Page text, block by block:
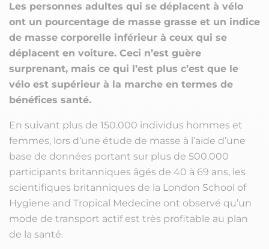
Les personnes adultes qui se déplacent à vélo
ont un pourcentage de masse grasse et un indice
de masse corporelle inférieur à ceux qui se
déplacent en voiture. Ceci n’est guère
surprenant, mais ce qui l’est plus c’est que le
vélo est supérieur à la marche en termes de
bénéfices santé.
En suivant plus de 150.000 individus hommes et
femmes, lors d‘une étude de masse à l’aide d’une
base de données portant sur plus de 500.000
participants britanniques âgés de 40 à 69 ans, les
scientifiques britanniques de la London School of
Hygiene and Tropical Medecine ont observé qu’un
mode de transport actif est très profitable au plan
de la santé.